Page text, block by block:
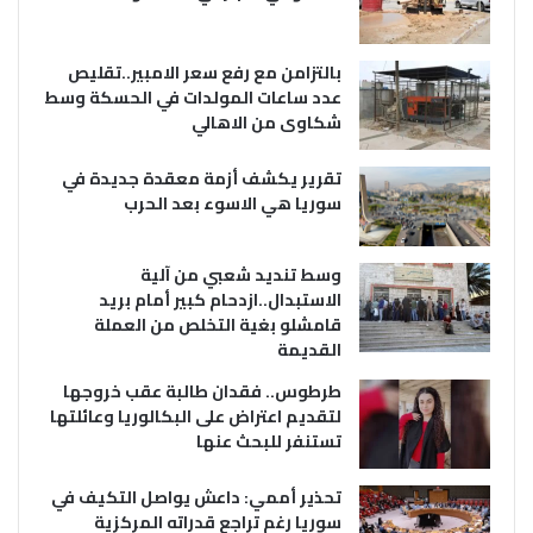
بالتزامن مع رفع سعر الامبير..تقليص
عدد ساعات المولدات في الحسكة وسط
شكاوى من الاهالي
تقرير يكشف أزمة معقدة جديدة في
سوريا هي الاسوء بعد الحرب
وسط تنديد شعبي من آلية
الاستبدال..ازدحام كبير أمام بريد
قامشلو بغية التخلص من العملة
القديمة
طرطوس.. فقدان طالبة عقب خروجها
لتقديم اعتراض على البكالوريا وعائلتها
تستنفر للبحث عنها
تحذير أممي: داعش يواصل التكيف في
سوريا رغم تراجع قدراته المركزية